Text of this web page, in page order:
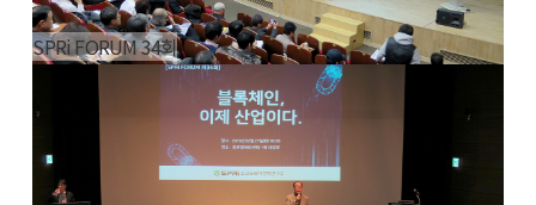
SPRi FORUM 34회